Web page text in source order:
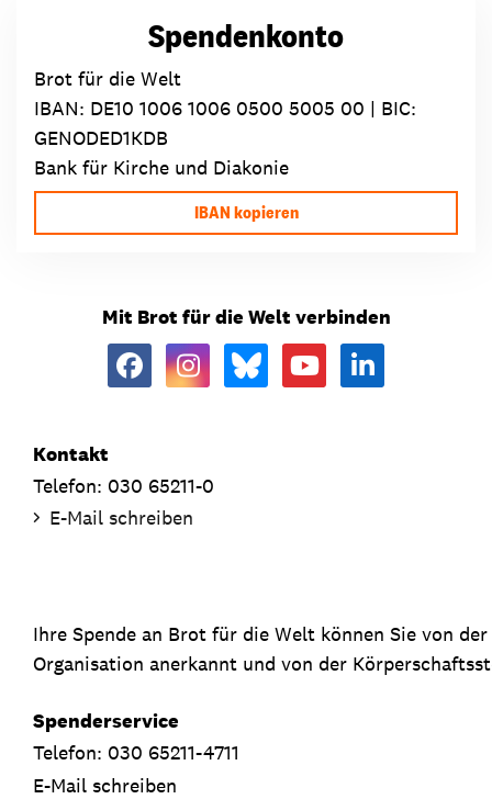
Spendenkonto
Brot für die Welt
IBAN: DE10 1006 1006 0500 5005 00 | BIC:
GENODED1KDB
Bank für Kirche und Diakonie
IBAN kopieren
Mit Brot für die Welt verbinden
Kontakt
Telefon: 030 65211-0
E-Mail schreiben
Ihre Spende an Brot für die Welt können Sie von
Organisation anerkannt und von der
Spenderservice
Telefon: 030 65211-4711
E-Mail schreiben